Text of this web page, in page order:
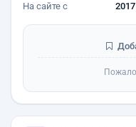
На сайте с